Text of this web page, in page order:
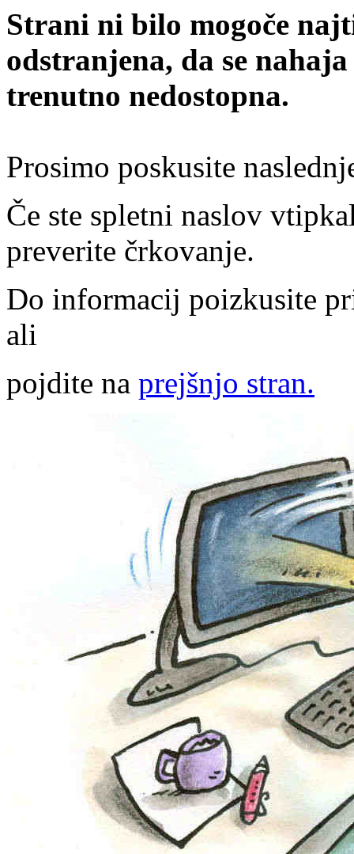
Strani ni bilo mogoče
odstranjena, da se
trenutno nedostopna.
Prosimo poskusite
Če ste spletni naslov
preverite črkovanje.
Do informacij poizkusite
ali
pojdite na prejšnjo stran.